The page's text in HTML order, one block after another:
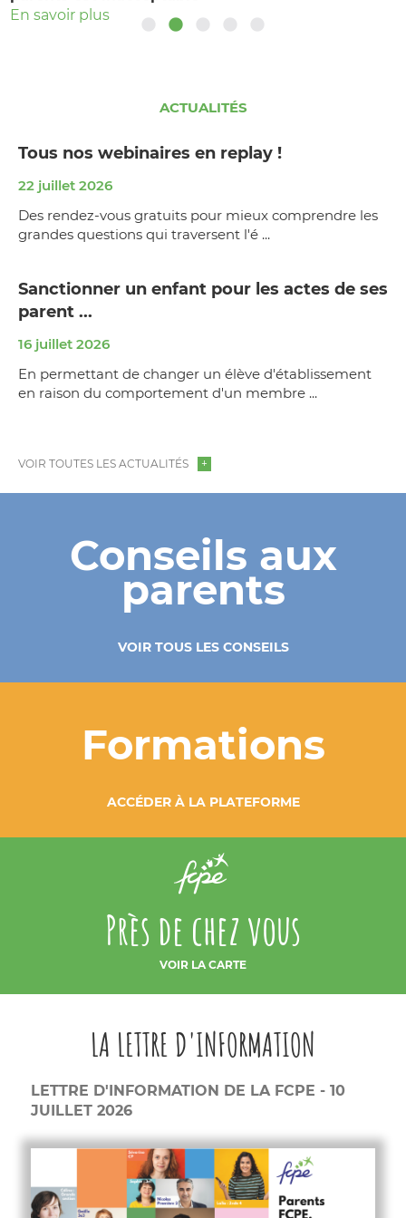
En savoir plus
ACTUALITÉS
Tous nos webinaires en replay !
22 juillet 2026
Des rendez-vous gratuits pour mieux comprendre les
grandes questions qui traversent l'é ...
Sanctionner un enfant pour les actes de ses
parent ...
16 juillet 2026
En permettant de changer un élève d'établissement
en raison du comportement d'un membre ...
VOIR TOUTES LES ACTUALITÉS
Conseils aux
parents
VOIR TOUS LES CONSEILS
Formations
ACCÉDER À LA PLATEFORME
Près de chez vous
VOIR LA CARTE
LA LETTRE D'INFORMATION
LETTRE D'INFORMATION DE LA FCPE - 10
JUILLET 2026